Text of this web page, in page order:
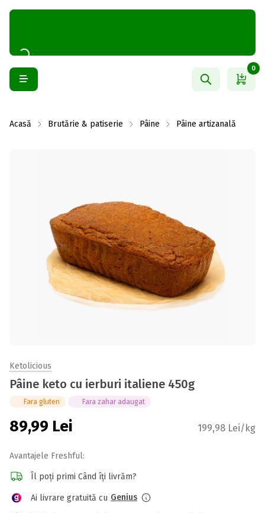
0
Acasă Brutărie & patiserie Pâine Pâine artizanală
Ketolicious
Pâine keto cu ierburi italiene 450g
Fara gluten Fara zahar adaugat
89,99 Lei 199,98 Lei/kg
Avantajele Freshful:
Îl poți primi Când îți livrăm?
Ai livrare gratuită cu Genius